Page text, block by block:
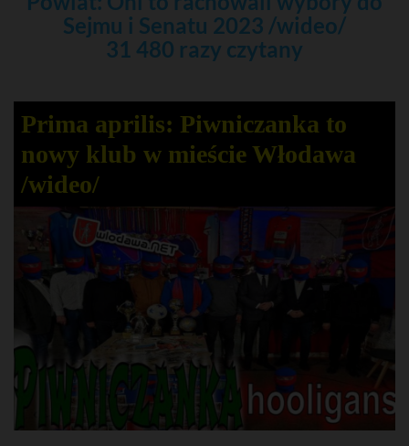
Sejmu i Senatu 2023 /wideo/
31 480 razy czytany
Prima aprilis: Piwniczanka to
nowy klub w mieście Włodawa
/wideo/